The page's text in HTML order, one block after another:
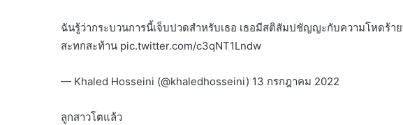
ฉันรู้ว่ากระบวนการนี้เจ็บปวดสำหรับเธอ เธอมีสติสัมปชัญญะกับความโหดร้า
สะทกสะท้าน pic.twitter.com/c3qNT1Lndw
— Khaled Hosseini (@khaledhosseini) 13 กรกฎาคม 2022
ลูกสาวโตแล้ว